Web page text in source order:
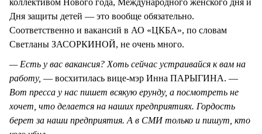
коллективом Нового года, Международного женского дня и
Дня защиты детей — это вообще обязательно.
Соответственно и вакансий в АО «ЦКБА», по словам
Светланы ЗАСОРКИНОЙ, не очень много.
— Есть у вас вакансия? Хоть сейчас устраивайся к вам на
работу, — восхитилась вице-мэр Инна ПАРЫГИНА. —
Вот пресса у нас пишет всякую ерунду, а посмотреть не
хочет, что делается на наших предприятиях. Гордость
берет за наши предприятия. А в СМИ только и пишут, кто